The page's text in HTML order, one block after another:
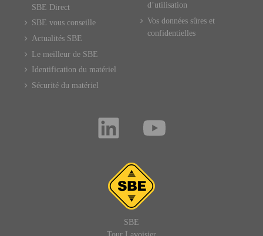
SBE Direct
SBE vous conseille
Actualités SBE
Le meilleur de SBE
Identification du matériel
Sécurité du matériel
d’utilisation
Vos données sûres et
confidentielles
SBE